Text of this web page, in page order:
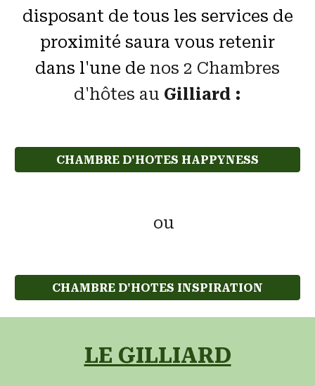
disposant de tous les services de
proximité saura vous retenir
dans l'une de nos 2 Chambres
d'hôtes au Gilliard :
CHAMBRE D'HOTES HAPPYNESS
ou
CHAMBRE D'HOTES INSPIRATION
LE GILLIARD